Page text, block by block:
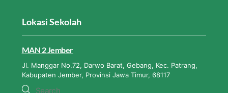
Lokasi Sekolah
MAN 2 Jember
Jl. Manggar No.72, Darwo Barat, Gebang, Kec. Patrang,
Kabupaten Jember, Provinsi Jawa Timur, 68117